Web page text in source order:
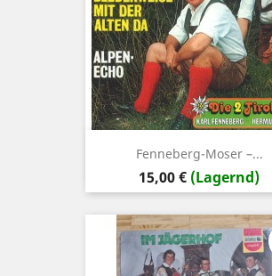
Fenneberg-Moser –...
Preis
15,00 € (Lagernd)